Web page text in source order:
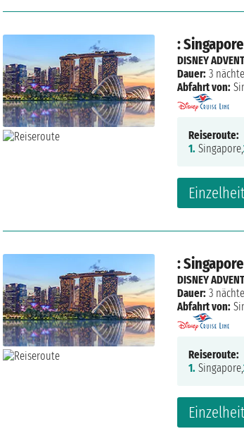
: Singapore
DISNEY
Dauer: 3 nächte
Abfahrt von:
Reiseroute:
1. Singapore,
: Singapore
DISNEY
Dauer: 3 nächte
Abfahrt von:
Reiseroute:
1. Singapore,